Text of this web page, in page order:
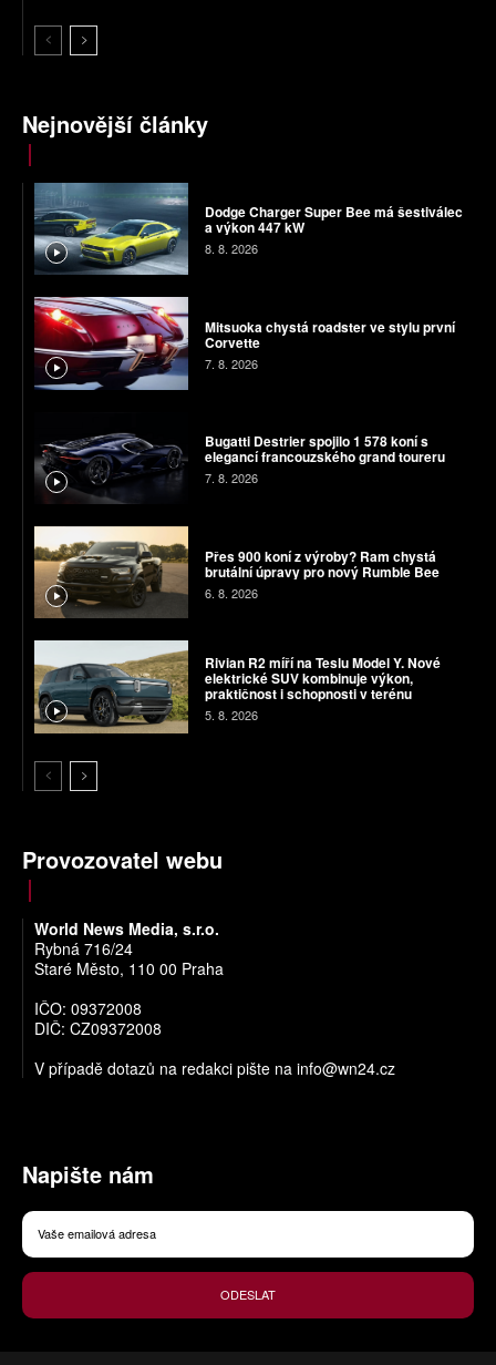
Nejnovější články
Dodge Charger Super Bee má šestiválec
a výkon 447 kW
8. 8. 2026
Mitsuoka chystá roadster ve stylu první
Corvette
7. 8. 2026
Bugatti Destrier spojilo 1 578 koní s
elegancí francouzského grand toureru
7. 8. 2026
Přes 900 koní z výroby? Ram chystá
brutální úpravy pro nový Rumble Bee
6. 8. 2026
Rivian R2 míří na Teslu Model Y. Nové
elektrické SUV kombinuje výkon,
praktičnost i schopnosti v terénu
5. 8. 2026
Provozovatel webu
World News Media, s.r.o.
Rybná 716/24
Staré Město, 110 00 Praha
IČO: 09372008
DIČ: CZ09372008
V případě dotazů na redakci pište na info@wn24.cz
Napište nám
ODESLAT